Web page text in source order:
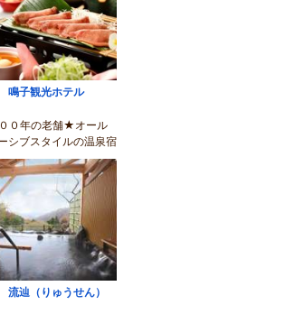
鳴子観光ホテル
０年の老舗★オール
シブスタイルの温泉宿
辿（りゅうせん）